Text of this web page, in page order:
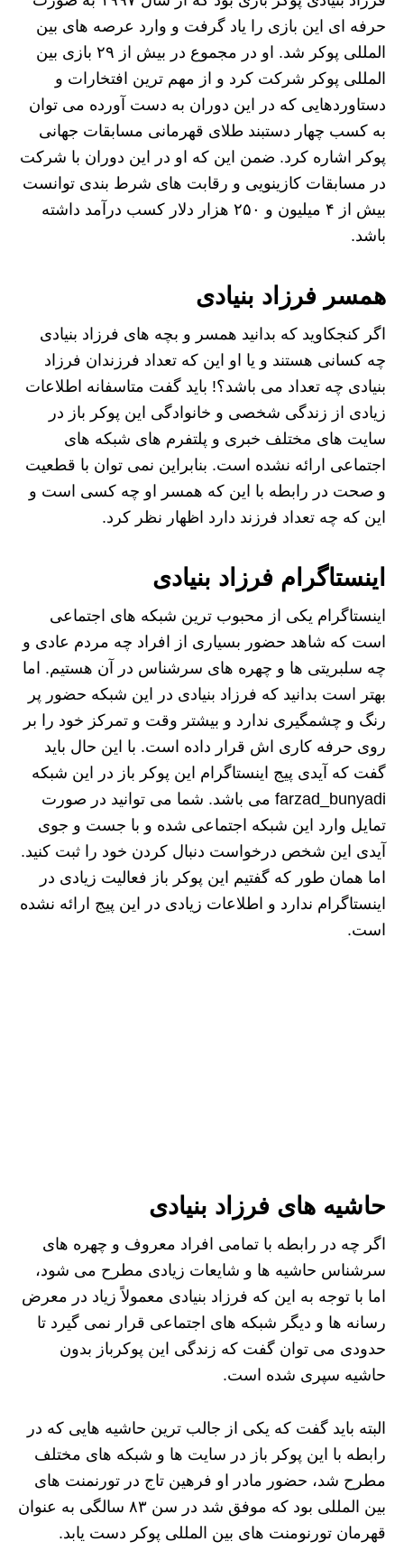
حرفه ‌ای این بازی را یاد گرفت و وارد عرصه‌ های بین‌
المللی پوکر شد. او در مجموع در بیش از ۲۹ بازی بین
‌المللی پوکر شرکت کرد و از مهم ترین افتخارات و
دستاوردهایی که در این دوران به دست آورده می‌ توان
به کسب چهار دستبند طلای قهرمانی مسابقات جهانی
پوکر اشاره کرد. ضمن این که او در این دوران با شرکت
در مسابقات کازینویی و رقابت ‌های شرط‌ بندی توانست
بیش از ۴ میلیون و ۲۵۰ هزار دلار کسب درآمد داشته
باشد.
همسر فرزاد بنیادی
اگر کنجکاوید که بدانید همسر و بچه‌ های فرزاد بنیادی
چه کسانی هستند و یا او این که تعداد فرزندان فرزاد
بنیادی چه تعداد می‌ باشد؟! باید گفت متاسفانه اطلاعات
زیادی از زندگی شخصی و خانوادگی این پوکر باز در
سایت‌ های مختلف خبری و پلتفرم ‌های شبکه‌ های
اجتماعی ارائه نشده است. بنابراین نمی ‌توان با قطعیت
و صحت در رابطه با این که همسر او چه کسی است و
این که چه تعداد فرزند دارد اظهار نظر کرد.
اینستاگرام فرزاد بنیادی
اینستاگرام یکی از محبوب‌ ترین شبکه‌ های اجتماعی
است که شاهد حضور بسیاری از افراد چه مردم عادی و
چه سلبریتی‌ ها و چهره‌ های سرشناس در آن هستیم. اما
بهتر است بدانید که فرزاد بنیادی در این شبکه حضور پر
رنگ و چشمگیری ندارد و بیشتر وقت و تمرکز خود را بر
روی حرفه کاری اش قرار داده است. با این حال باید
گفت که آیدی پیج اینستاگرام این پوکر باز در این شبکه
farzad_bunyadi می‌ باشد. شما می ‌توانید در صورت
تمایل وارد این شبکه اجتماعی شده و با جست و جوی
آیدی این شخص درخواست دنبال کردن خود را ثبت کنید.
اما همان طور که گفتیم این پوکر باز فعالیت زیادی در
اینستاگرام ندارد و اطلاعات زیادی در این پیج ارائه نشده
است.
حاشیه های فرزاد بنیادی
اگر چه در رابطه با تمامی افراد معروف و چهره‌ های
سرشناس حاشیه ‌ها و شایعات زیادی مطرح می‌ شود،
اما با توجه به این که فرزاد بنیادی معمولاً زیاد در معرض
رسانه ‌ها و دیگر شبکه‌ های اجتماعی قرار نمی ‌گیرد تا
حدودی می‌ توان گفت که زندگی این پوکرباز بدون
حاشیه سپری شده است.
البته باید گفت که یکی از جالب ‌ترین حاشیه‌ هایی که در
رابطه با این پوکر باز در سایت ‌ها و شبکه ‌های مختلف
مطرح شد، حضور مادر او فرهین تاج در تورنمنت ‌های
بین ‌المللی بود که موفق شد در سن ۸۳ سالگی به عنوان
قهرمان تورنومنت ‌های بین ‌المللی پوکر دست یابد.